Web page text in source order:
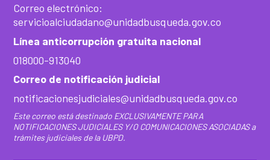
Correo electrónico:
servicioalciudadano@unidadbusqueda.gov.co
Línea anticorrupción gratuita nacional
018000-913040
Correo de notificación judicial
notificacionesjudiciales@unidadbusqueda.gov.co
Este correo está destinado EXCLUSIVAMENTE PARA
NOTIFICACIONES JUDICIALES Y/O COMUNICACIONES ASOCIADAS a
trámites judiciales de la UBPD.